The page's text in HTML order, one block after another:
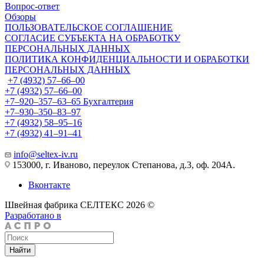
Вопрос-ответ
Обзоры
ПОЛЬЗОВАТЕЛЬСКОЕ СОГЛАШЕНИЕ
СОГЛАСИЕ СУБЪЕКТА НА ОБРАБОТКУ
ПЕРСОНАЛЬНЫХ ДАННЫХ
ПОЛИТИКА КОНФИДЕНЦИАЛЬНОСТИ И ОБРАБОТКИ
ПЕРСОНАЛЬНЫХ ДАННЫХ
+7 (4932) 57‒66‒00
+7 (4932) 57‒66‒00
+7‒920‒357‒63‒65 Бухгалтерия
+7‒930‒350‒83‒97
+7 (4932) 58‒95‒16
+7 (4932) 41‒91‒41
info@seltex-iv.ru
153000, г. Иваново, переулок Степанова, д.3, оф. 204А.
Вконтакте
Швейная фабрика СЕЛТЕКС 2026 ©
Разработано в
Найти